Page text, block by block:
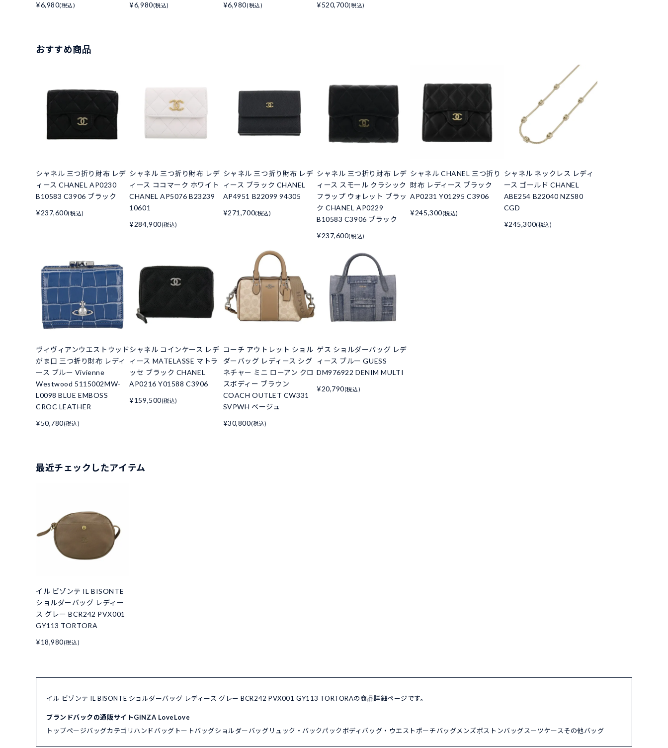
¥6,980(税込)
¥6,980(税込)
¥6,980(税込)
¥520,700(税込)
おすすめ商品
シャネル 三つ折り財布 レデ
ィース CHANEL AP0230
B10583 C3906 ブラック
¥237,600(税込)
シャネル 三つ折り財布 レデ
ィース ココマーク ホワイト
CHANEL AP5076 B23239
10601
¥284,900(税込)
シャネル 三つ折り財布 レデ
ィース ブラック CHANEL
AP4951 B22099 94305
¥271,700(税込)
シャネル 三つ折り財布 レデ
ィース スモール クラシック
フラップ ウォレット ブラッ
ク CHANEL AP0229
B10583 C3906 ブラック
¥237,600(税込)
シャネル CHANEL 三つ折り
財布 レディース ブラック
AP0231 Y01295 C3906
¥245,300(税込)
シャネル ネックレス レディ
ース ゴールド CHANEL
ABE254 B22040 NZS80
CGD
¥245,300(税込)
ヴィヴィアンウエストウッド
がま口 三つ折り財布 レディ
ース ブルー Vivienne
Westwood 5115002MW-
L0098 BLUE EMBOSS
CROC LEATHER
¥50,780(税込)
シャネル コインケース レデ
ィース MATELASSE マトラ
ッセ ブラック CHANEL
AP0216 Y01588 C3906
¥159,500(税込)
コーチ アウトレット ショル
ダーバッグ レディース シグ
ネチャー ミニ ローアン クロ
スボディー ブラウン
COACH OUTLET CW331
SVPWH ベージュ
¥30,800(税込)
ゲス ショルダーバッグ レデ
ィース ブルー GUESS
DM976922 DENIM MULTI
¥20,790(税込)
最近チェックしたアイテム
イル ビゾンテ IL BISONTE
ショルダーバッグ レディー
ス グレー BCR242 PVX001
GY113 TORTORA
¥18,980(税込)
イル ビゾンテ IL BISONTE ショルダーバッグ レディース グレー BCR242 PVX001 GY113 TORTORAの商品詳細ページです。
ブランドバックの通販サイトGINZA LoveLove
トップページバッグカテゴリ ハンドバッグ トートバッグショルダーバッグリュック・バックパックボディバッグ・ウエストポーチバッグメンズボストンバッグスーツケースその他バッグ